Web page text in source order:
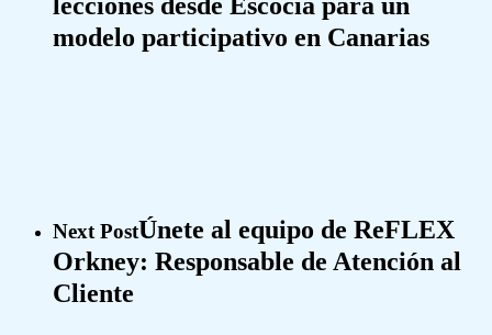
modelo participativo en Canarias
Next PostÚnete al equipo de ReFLEX
Orkney: Responsable de Atención al
Cliente